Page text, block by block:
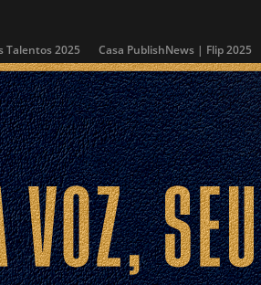
Talentos 2025 Casa PublishNews | Flip 2025